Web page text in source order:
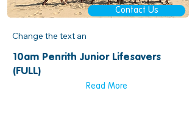
Contact Us
Change the text an
10am Penrith Junior Lifesavers
(FULL)
Read More